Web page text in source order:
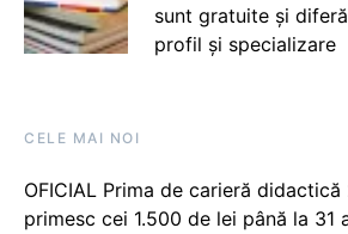
sunt gratuite și
profil și specializare
CELE MAI NOI
OFICIAL Prima de carieră
primesc cei 1.500 de lei până la 31